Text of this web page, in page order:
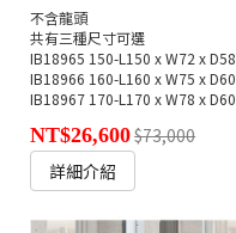
不含龍頭
共有三種尺寸可選
IB18965 150-L150 x W72 x D58 cm
IB18966 160-L160 x W75 x D60 cm
IB18967 170-L170 x W78 x D60 cm
NT$26,600$73,000
詳細介紹